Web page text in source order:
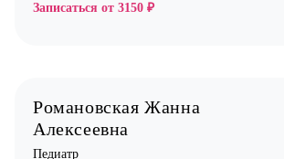
Записаться от 3150 ₽
Романовская Жанна
Алексеевна
Педиатр